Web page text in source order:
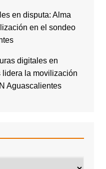
en disputa: Alma
en el sondeo
digitales en
la movilización
Aguascalientes